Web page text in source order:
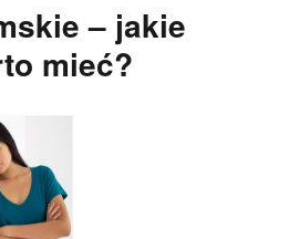
– jakie
mieć?